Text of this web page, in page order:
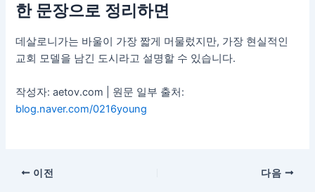
한 문장으로 정리하면
데살로니가는 바울이 가장 짧게 머물렀지만, 가장 현실적인
교회 모델을 남긴 도시라고 설명할 수 있습니다.
작성자: aetov.com | 원문 일부 출처:
blog.naver.com/0216young
이전 다음